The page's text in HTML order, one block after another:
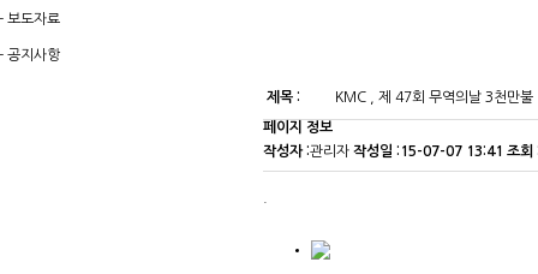
- 보도자료
- 공지사항
제목 : KMC , 제 47회 무역의날 3천만
페이지 정보
작성자 :관리자 작성일 : 15-07-07 13:41 조회